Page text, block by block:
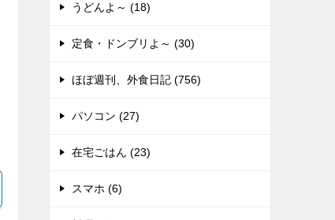
うどんよ～ (18)
定食・ドンブリよ～ (30)
ほぼ週刊、外食日記 (756)
パソコン (27)
在宅ごはん (23)
スマホ (6)